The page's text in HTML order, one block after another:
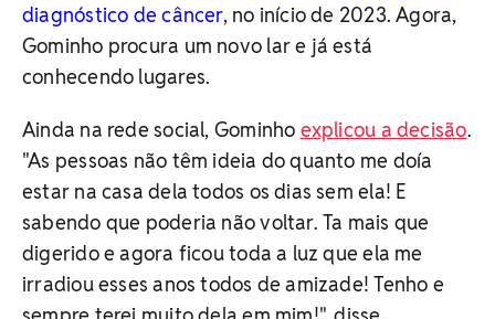
diagnóstico de câncer, no início de 2023. Agora,
Gominho procura um novo lar e já está
conhecendo lugares.
Ainda na rede social, Gominho explicou a decisão.
"As pessoas não têm ideia do quanto me doía
estar na casa dela todos os dias sem ela! E
sabendo que poderia não voltar. Ta mais que
digerido e agora ficou toda a luz que ela me
irradiou esses anos todos de amizade! Tenho e